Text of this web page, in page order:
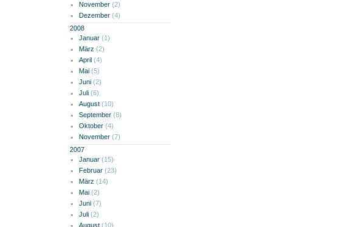
November (2)
Dezember (4)
2008
Januar (1)
März (2)
April (4)
Mai (5)
Juni (2)
Juli (6)
August (10)
September (8)
Oktober (4)
November (7)
2007
Januar (15)
Februar (23)
März (14)
Mai (2)
Juni (7)
Juli (2)
August (10)